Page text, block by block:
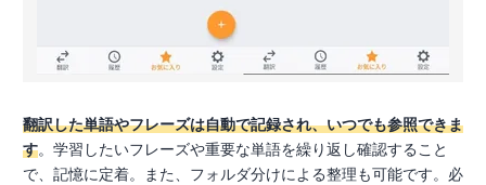
翻訳した単語やフレーズは自動で記録され、いつでも参照できま
す。学習したいフレーズや重要な単語を繰り返し確認すること
で、記憶に定着。また、フォルダ分けによる整理も可能です。必